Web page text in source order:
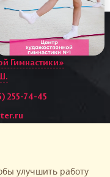
255-74-45
и использование
с письменного
ссылки на источник.
«ЦХГ1»
Гимнастики»
улучшить работу